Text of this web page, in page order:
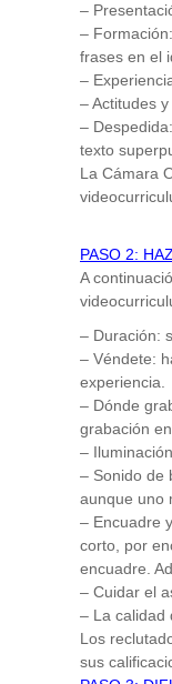
–
–
frases en el
–
– Actitudes
–
texto
La Cámara
PASO 2:
A
– Duración:
– Véndete:
experiencia.
– Dónde
grabación
–
– Sonido de
aunque uno
– Encuadre
corto, por
encuadre.
– Cuidar el
– La calidad
Los
sus